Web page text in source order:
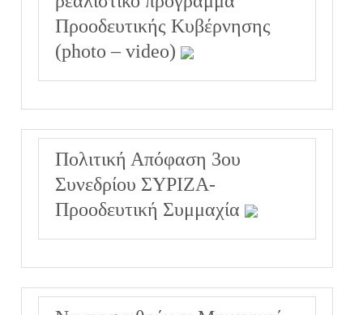
Προοδευτικής Κυβέρνησης
(photo – video)
Πολιτική Απόφαση 3ου
Συνεδρίου ΣΥΡΙΖΑ-
Προοδευτική Συμμαχία